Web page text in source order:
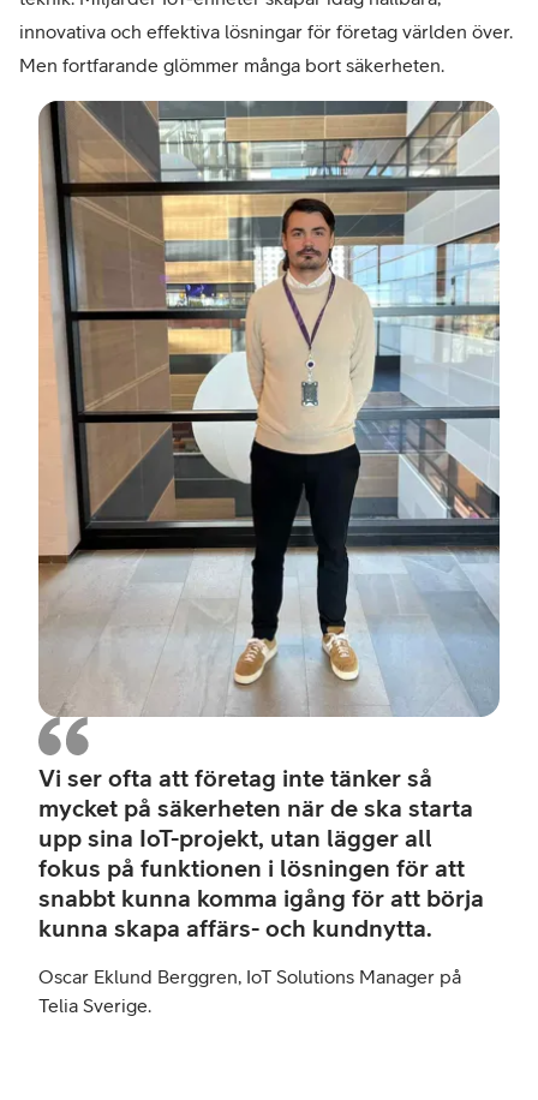
innovativa och effektiva lösningar för företag världen över.
Men fortfarande glömmer många bort säkerheten.
Vi ser ofta att företag inte tänker så
mycket på säkerheten när de ska starta
upp sina IoT-projekt, utan lägger all
fokus på funktionen i lösningen för att
snabbt kunna komma igång för att börja
kunna skapa affärs- och kundnytta.
Oscar Eklund Berggren, IoT Solutions Manager på
Telia Sverige.
Telia